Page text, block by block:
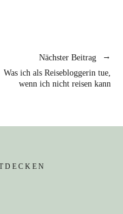
Nächster Beitrag
Was ich als Reisebloggerin tue,
wenn ich nicht reisen kann